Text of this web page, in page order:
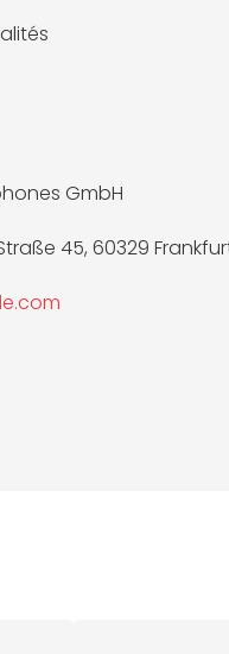
GmbH
45, 60329